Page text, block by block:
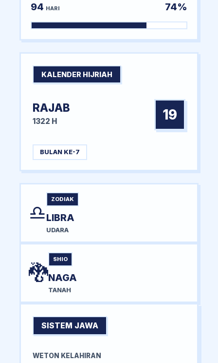
94 HARI 74%
KALENDER HIJRIAH
RAJAB
1322 H 19
BULAN KE-7
♎
ZODIAK
LIBRA
UDARA
🐉
SHIO
NAGA
TANAH
SISTEM JAWA
WETON KELAHIRAN